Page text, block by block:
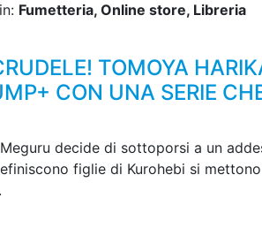
Fumetteria, Online store, Libreria
TOMOYA
CON UNA SERIE
decide di sottoporsi a un
figlie di Kurohebi si